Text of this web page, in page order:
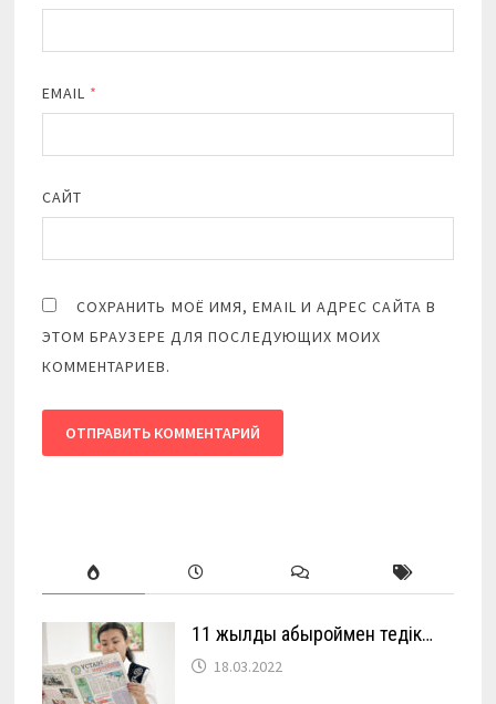
EMAIL *
САЙТ
СОХРАНИТЬ МОЁ ИМЯ, EMAIL И АДРЕС САЙТА В
ЭТОМ БРАУЗЕРЕ ДЛЯ ПОСЛЕДУЮЩИХ МОИХ
КОММЕНТАРИЕВ.
11 жылды абыроймен өтедік…
18.03.2022